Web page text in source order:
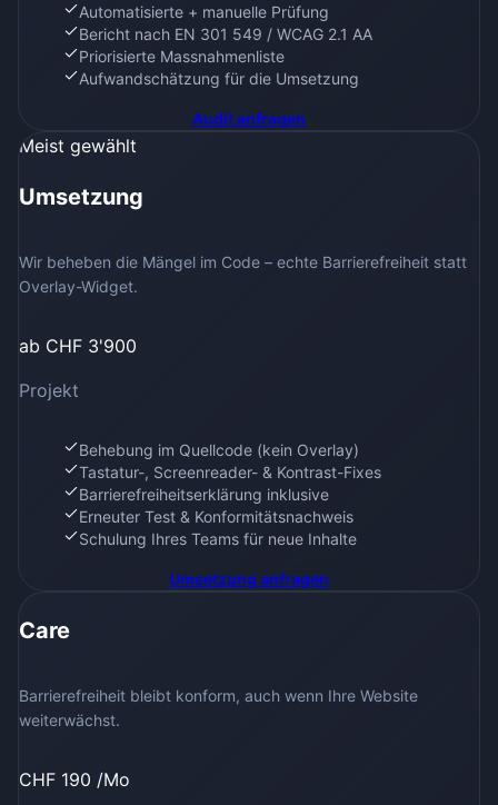
Automatisierte + manuelle Prüfung
Bericht nach EN 301 549 / WCAG 2.1 AA
Priorisierte Massnahmenliste
Aufwandschätzung für die Umsetzung
Auditanfragen
Meist gewählt
Umsetzung
Wir beheben die Mängel im Code – echte Barrierefreiheit statt
Overlay-Widget.
ab CHF 3'900
Projekt
Behebung im Quellcode (kein Overlay)
Tastatur-, Screenreader- & Kontrast-Fixes
Barrierefreiheitserklärung inklusive
Erneuter Test & Konformitätsnachweis
Schulung Ihres Teams für neue Inhalte
Umsetzung anfragen
Care
Barrierefreiheit bleibt konform, auch wenn Ihre Website
weiterwächst.
CHF 190 /Mo